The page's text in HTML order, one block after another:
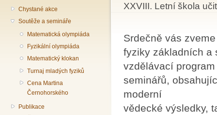
Chystané akce
Soutěže a semináře
Matematická olympiáda
Fyzikální olympiáda
Matematický klokan
Turnaj mladých fyziků
Cena Martina
Černohorského
Publikace
Jste zde
XXVIII. Letní škola
Srdečně vás
fyziky základních a
vzdělávací
seminářů,
moderní
vědecké výsledky,